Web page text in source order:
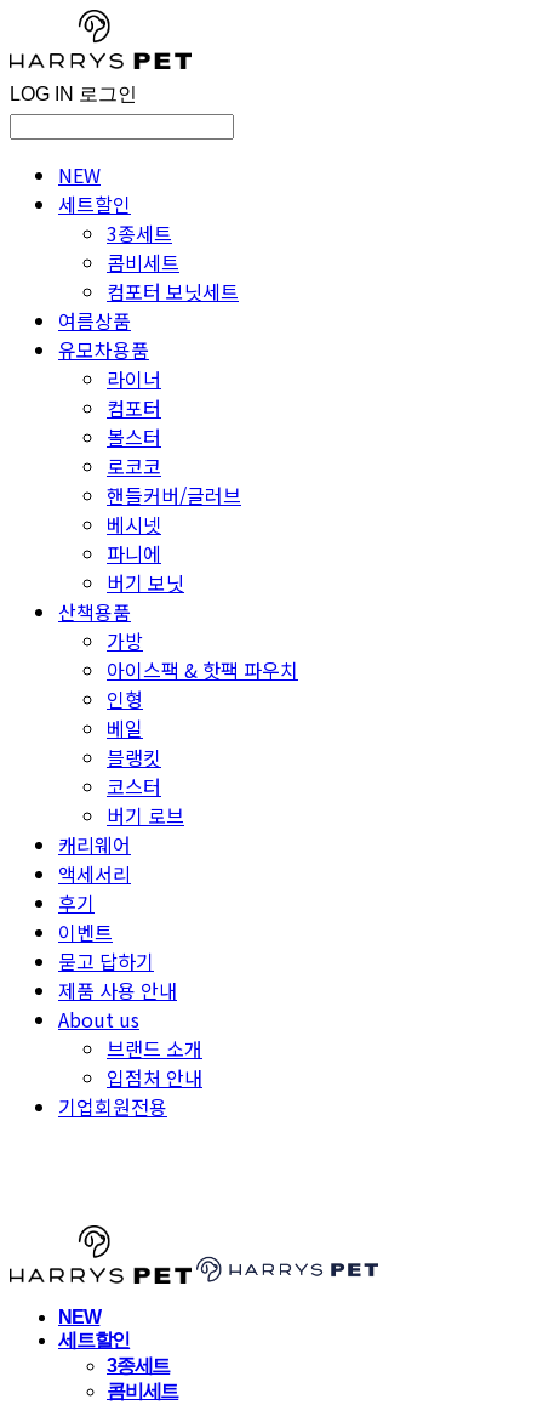
LOG IN 로그인
NEW
세트할인
3종세트
콤비세트
컴포터 보닛세트
여름상품
유모차용품
라이너
컴포터
볼스터
로코코
핸들커버/글러브
베시넷
파니에
버기 보닛
산책용품
가방
아이스팩 & 핫팩 파우치
인형
베일
블랭킷
코스터
버기 로브
캐리웨어
액세서리
후기
이벤트
묻고 답하기
제품 사용 안내
About us
브랜드 소개
입점처 안내
기업회원전용
NEW
세트할인
3종세트
콤비세트